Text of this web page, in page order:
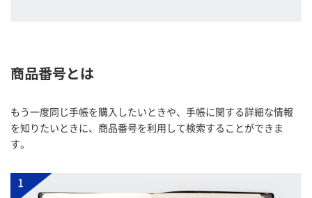
商品番号とは
もう一度同じ手帳を購入したいときや、手帳に関する詳細な情報
を知りたいときに、商品番号を利用して検索することができま
す。